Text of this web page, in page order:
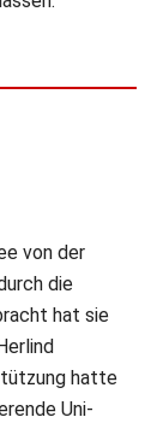
von der
die
hat sie
hatte
Uni-